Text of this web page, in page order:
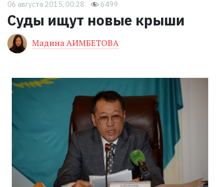
06 августа 2015, 00:28 6499
Суды ищут новые крыши
Мадина АИМБЕТОВА